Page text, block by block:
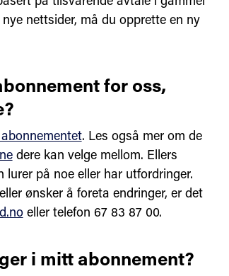
nettsider, må du opprette en ny
for oss,
. Les også mer om de
dere kan velge mellom. Ellers
på noe eller har utfordringer.
ønsker å foreta endringer, er det
eller telefon 67 83 87 00.
i mitt abonnement?